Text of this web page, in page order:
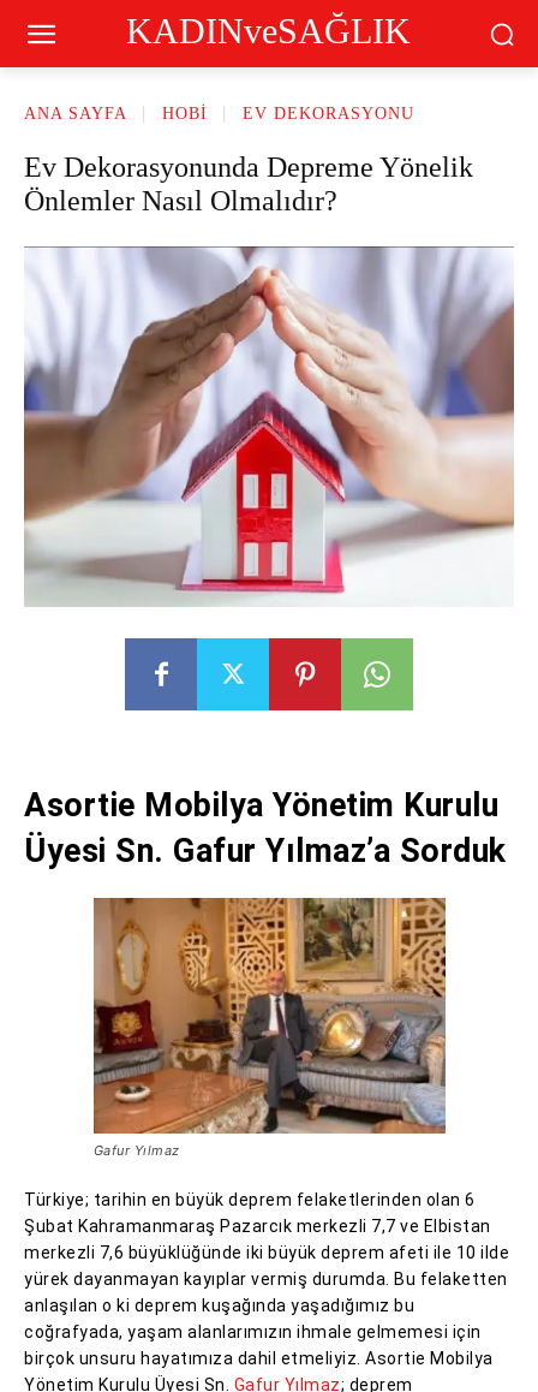
KADINveSAĞLIK
ANA SAYFA HOBI EV DEKORASYONU
Ev Dekorasyonunda Depreme Yönelik
Önlemler Nasıl Olmalıdır?
Asortie Mobilya Yönetim Kurulu
Üyesi Sn. Gafur Yılmaz’a Sorduk
Gafur Yılmaz
Türkiye; tarihin en büyük deprem felaketlerinden olan 6
Şubat Kahramanmaraş Pazarcık merkezli 7,7 ve Elbistan
merkezli 7,6 büyüklüğünde iki büyük deprem afeti ile 10 ilde
yürek dayanmayan kayıplar vermiş durumda. Bu felaketten
anlaşılan o ki deprem kuşağında yaşadığımız bu
coğrafyada, yaşam alanlarımızın ihmale gelmemesi için
birçok unsuru hayatımıza dahil etmeliyiz. Asortie Mobilya
Yönetim Kurulu Üyesi Sn. Gafur Yılmaz; deprem